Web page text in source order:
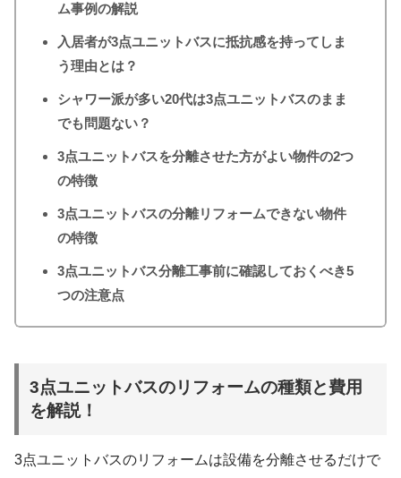
ム事例の解説
入居者が3点ユニットバスに抵抗感を持ってしま
う理由とは？
シャワー派が多い20代は3点ユニットバスのまま
でも問題ない？
3点ユニットバスを分離させた方がよい物件の2つ
の特徴
3点ユニットバスの分離リフォームできない物件
の特徴
3点ユニットバス分離工事前に確認しておくべき5
つの注意点
3点ユニットバスのリフォームの種類と費用
を解説！
3点ユニットバスのリフォームは設備を分離させるだけで